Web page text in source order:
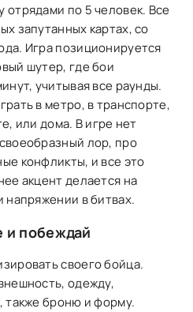
по 5 человек. Все
запутанных картах, со
Игра позиционируется
шутер, где бои
учитывая все раунды.
в метро, в транспорте,
или дома. В игре нет
лор, про
конфликты, и все это
акцент делается на
напряжении в битвах.
и побеждай
своего бойца.
одежду,
также броню и форму.